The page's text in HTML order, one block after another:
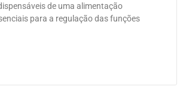
de uma alimentação
para a regulação das funções